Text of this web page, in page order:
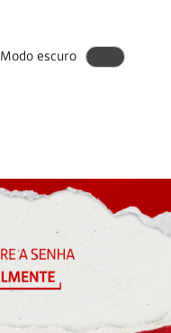
Modo escuro